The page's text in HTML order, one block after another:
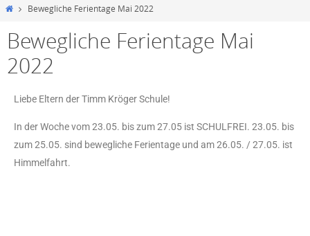
Bewegliche Ferientage Mai 2022
Bewegliche Ferientage Mai
2022
Liebe Eltern der Timm Kröger Schule!
In der Woche vom 23.05. bis zum 27.05 ist SCHULFREI. 23.05. bis
zum 25.05. sind bewegliche Ferientage und am 26.05. / 27.05. ist
Himmelfahrt.